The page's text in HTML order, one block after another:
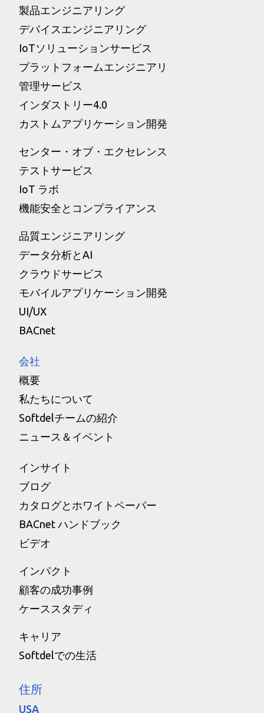
製品エンジニアリング
デバイスエンジニアリング
IoTソリューションサービス
プラットフォームエンジニアリ
管理サービス
インダストリー4.0
カストムアプリケーション開発
センター・オブ・エクセレンス
テストサービス
IoT ラボ
機能安全とコンプライアンス
品質エンジニアリング
データ分析とAI
クラウドサービス
モバイルアプリケーション開発
UI/UX
BACnet
会社
概要
私たちについて
Softdelチームの紹介
ニュース＆イベント
インサイト
ブログ
カタログとホワイトペーパー
BACnet ハンドブック
ビデオ
インパクト
顧客の成功事例
ケーススタディ
キャリア
Softdelでの生活
住所
USA